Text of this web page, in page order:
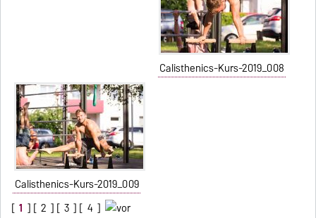
Calisthenics-Kurs-2019_008
Calisthenics-Kurs-2019_009
[ 1 ] [ 2 ] [ 3 ] [ 4 ]